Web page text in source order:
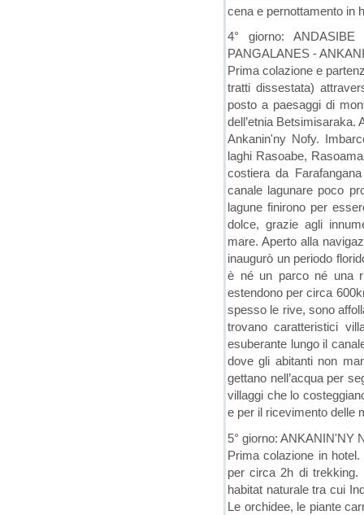
cena e pernottamento in
4° giorno:
PANGALANES -
Prima colazione e
tratti dissestata)
posto a paesaggi di
dell’etnia Betsimisaraka.
Ankanin'ny Nofy.
laghi Rasoabe,
costiera da
canale lagunare poco
lagune finirono per
dolce, grazie agli
mare. Aperto alla
inaugurò un periodo
è né un parco né una
estendono per circa
spesso le rive, sono
trovano caratteristici
esuberante lungo il
dove gli abitanti non
gettano nell’acqua per
villaggi che lo
e per il ricevimento delle
5° giorno: ANKANIN'NY
Prima colazione in
per circa 2h di trekking.
habitat naturale tra cui
Le orchidee, le piante